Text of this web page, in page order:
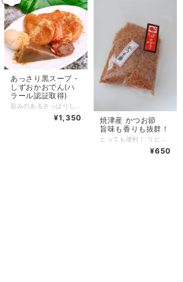
あっさり黒スープ・
しずおかおでん(ハ
ラール認証取得)
¥1,350
焼津産 かつお節
旨味も香りも抜群！
¥650